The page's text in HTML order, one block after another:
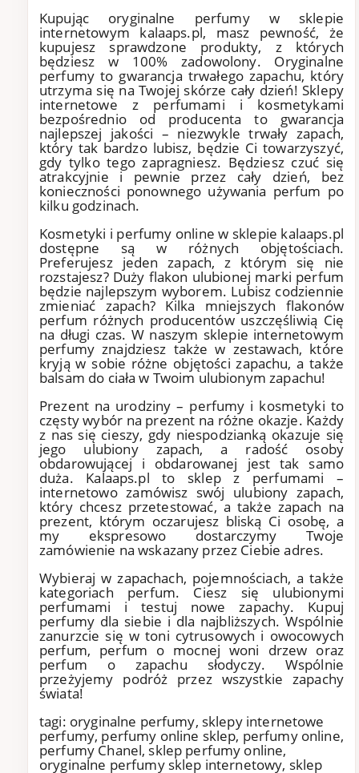
Kupując oryginalne perfumy w sklepie
internetowym kalaaps.pl, masz pewność, że
kupujesz sprawdzone produkty, z których
będziesz w 100% zadowolony. Oryginalne
perfumy to gwarancja trwałego zapachu, który
utrzyma się na Twojej skórze cały dzień! Sklepy
internetowe z perfumami i kosmetykami
bezpośrednio od producenta to gwarancja
najlepszej jakości – niezwykle trwały zapach,
który tak bardzo lubisz, będzie Ci towarzyszyć,
gdy tylko tego zapragniesz. Będziesz czuć się
atrakcyjnie i pewnie przez cały dzień, bez
konieczności ponownego używania perfum po
kilku godzinach.
Kosmetyki i perfumy online w sklepie kalaaps.pl
dostępne są w różnych objętościach.
Preferujesz jeden zapach, z którym się nie
rozstajesz? Duży flakon ulubionej marki perfum
będzie najlepszym wyborem. Lubisz codziennie
zmieniać zapach? Kilka mniejszych flakonów
perfum różnych producentów uszczęśliwią Cię
na długi czas. W naszym sklepie internetowym
perfumy znajdziesz także w zestawach, które
kryją w sobie różne objętości zapachu, a także
balsam do ciała w Twoim ulubionym zapachu!
Prezent na urodziny – perfumy i kosmetyki to
częsty wybór na prezent na różne okazje. Każdy
z nas się cieszy, gdy niespodzianką okazuje się
jego ulubiony zapach, a radość osoby
obdarowującej i obdarowanej jest tak samo
duża. Kalaaps.pl to sklep z perfumami –
internetowo zamówisz swój ulubiony zapach,
który chcesz przetestować, a także zapach na
prezent, którym oczarujesz bliską Ci osobę, a
my ekspresowo dostarczymy Twoje
zamówienie na wskazany przez Ciebie adres.
Wybieraj w zapachach, pojemnościach, a także
kategoriach perfum. Ciesz się ulubionymi
perfumami i testuj nowe zapachy. Kupuj
perfumy dla siebie i dla najbliższych. Wspólnie
zanurzcie się w toni cytrusowych i owocowych
perfum, perfum o mocnej woni drzew oraz
perfum o zapachu słodyczy. Wspólnie
przeżyjemy podróż przez wszystkie zapachy
świata!
tagi: oryginalne perfumy, sklepy internetowe
perfumy, perfumy online sklep, perfumy online,
perfumy Chanel, sklep perfumy online,
oryginalne perfumy sklep internetowy, sklep